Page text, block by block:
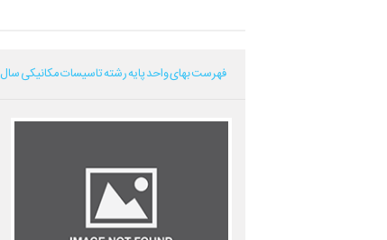
فهرست بهای واحد پایه رشته تاسیسات مکانیکی سال 1400...